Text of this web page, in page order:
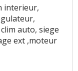
interieur,
auto, siege
ext ,moteur